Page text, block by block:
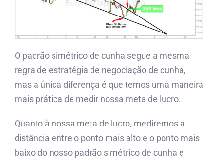
O padrão simétrico de cunha segue a mesma
regra de estratégia de negociação de cunha,
mas a única diferença é que temos uma maneira
mais prática de medir nossa meta de lucro.
Quanto à nossa meta de lucro, mediremos a
distância entre o ponto mais alto e o ponto mais
baixo do nosso padrão simétrico de cunha e